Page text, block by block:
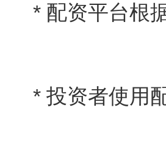
* 配资平台根
* 投资者使用